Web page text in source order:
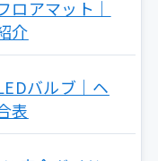
ロアマット｜
介
バルブ｜ヘ
表